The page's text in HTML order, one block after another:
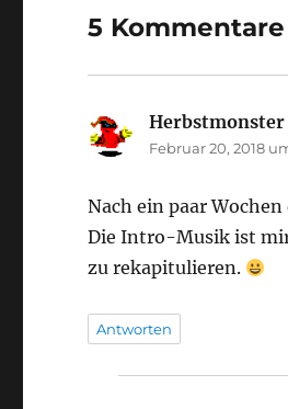
5
Herbstmonster
Februar 20, 2018
Nach ein paar
Die Intro-Musik ist mir
zu rekapitulieren.
Antworten